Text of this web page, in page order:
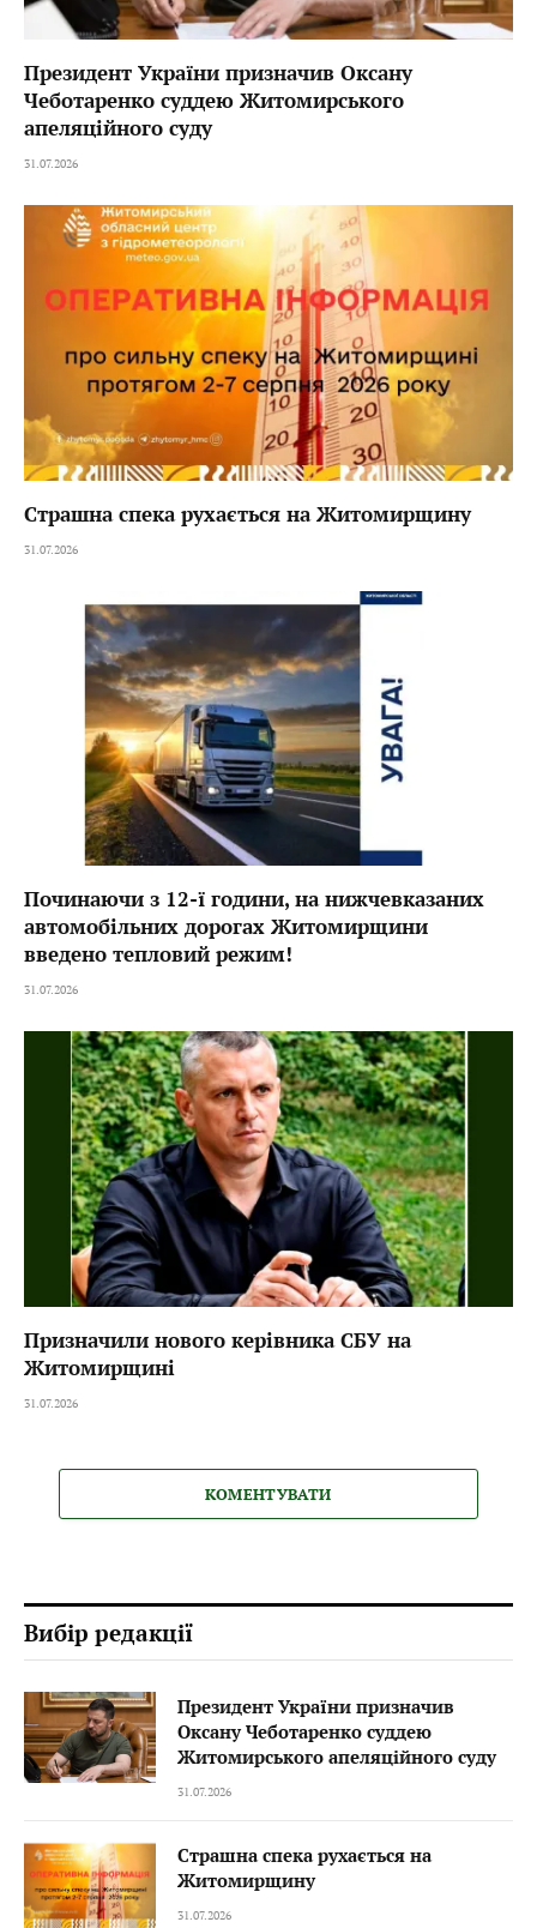
Президент України призначив Оксану
Чеботаренко суддею Житомирського
апеляційного суду
31.07.2026
Страшна спека рухається на Житомирщину
31.07.2026
Починаючи з 12-ї години, на нижчевказаних
автомобільних дорогах Житомирщини
введено тепловий режим!
31.07.2026
Призначили нового керівника СБУ на
Житомирщині
31.07.2026
КОМЕНТУВАТИ
Вибір редакції
Президент України призначив
Оксану Чеботаренко суддею
Житомирського апеляційного суду
31.07.2026
Страшна спека рухається на
Житомирщину
31.07.2026